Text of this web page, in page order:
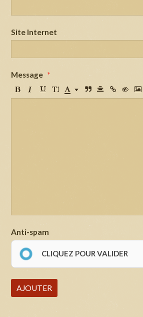
Site Internet
Message
Anti-spam
CLIQUEZ POUR VALIDER
AJOUTER